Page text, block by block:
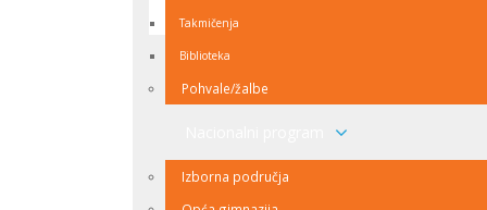
Takmičenja
Biblioteka
Pohvale/žalbe
Izborna područja